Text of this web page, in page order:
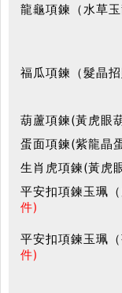
龍龜項鍊（水草
福瓜項鍊（髮晶
葫蘆項鍊(黃虎眼
蛋面項鍊(紫龍晶
生肖虎項鍊(黃虎
平安扣項鍊玉珮
件)
平安扣項鍊玉珮
件)